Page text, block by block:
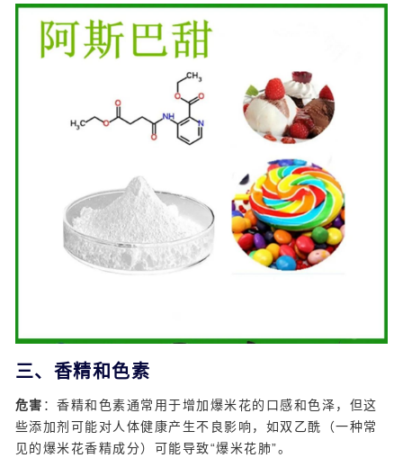
三、香精和色素
危害 ：香精和色素通常用于增加爆米花的口感和色泽，但这
些添加剂可能对人体健康产生不良影响，如双乙酰（一种常
见的爆米花香精成分）可能导致“爆米花肺”。